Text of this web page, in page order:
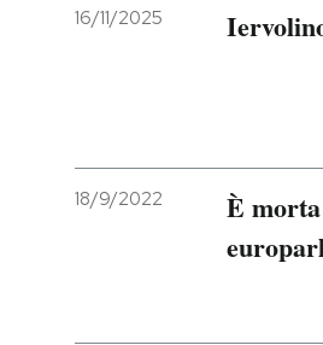
16/11/2025
18/9/2022
È